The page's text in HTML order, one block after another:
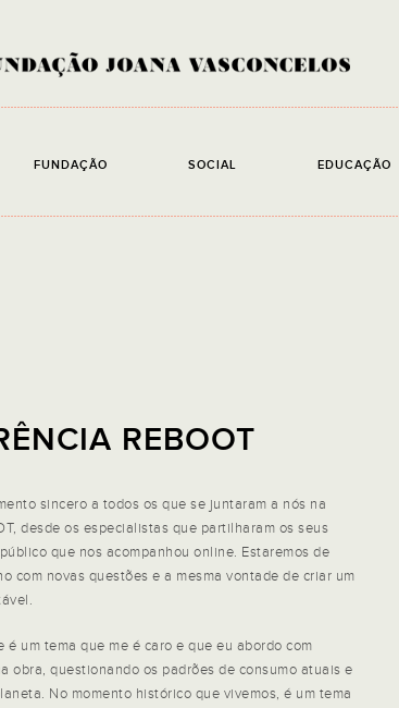
FUNDAÇÃO SOCIAL EDUCAÇÃO
REBOOT
sincero a todos os que se juntaram a nós na
desde os especialistas que partilharam os seus
que nos acompanhou online. Estaremos de
com novas questões e a mesma vontade de criar um
é um tema que me é caro e que eu abordo com
obra, questionando os padrões de consumo atuais e
No momento histórico que vivemos, é um tema